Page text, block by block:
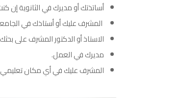
أساتذتك أو مديرك في الثانوية إن
المشرف عليك أو أستاذك في
الاستاذ أو الدكتور المشرف على
مديرك في العمل.
المشرف عليك في أي مكان تعليمي